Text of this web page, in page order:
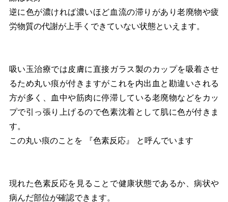
逆に色が濃ければ濃いほど血流の滞りがあり老廃物や疲
労物質の代謝が上手くできていない状態といえます。
吸い玉治療では皮膚に直接ガラス製のカップを吸着させ
るため丸い痕が付きますがこれを内出血と勘違いされる
方が多く、血中や筋肉に停滞している老廃物などをカッ
プで引っ張り上げるので色素沈着として肌に色が付きま
す。
この丸い痕のことを 『色素反応』 と呼んでいます
現れた色素反応を見ることで健康状態であるか、病状や
病んだ部位が確認できます。